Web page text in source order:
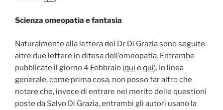
Scienza omeopatia e fantasia
Naturalmente alla lettera del Dr Di Grazia sono seguite
altre due lettere in difesa dell’omeopatia. Entrambe
pubblicate il giorno 4 Febbraio (qui e qui). In linea
generale, come prima cosa, non posso far altro che
notare che, invece di entrare nel merito delle questioni
poste da Salvo Di Grazia, entrambi gli autori usano la